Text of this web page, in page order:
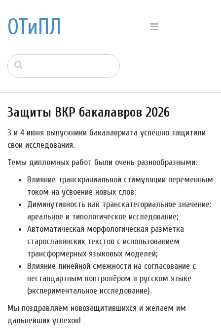
ОТиПЛ
Защиты ВКР бакалавров 2026
3 и 4 июня выпускники бакалавриата успешно защитили
свои исследования.
Темы дипломных работ были очень разнообразными:
Влияние транскраниальной стимуляции переменным
током на усвоение новых слов;
Диминутивность как транскатегориальное значение:
ареальное и типологическое исследование;
Автоматическая морфологическая разметка
старославянских текстов с использованием
трансформерных языковых моделей;
Влияние линейной смежности на согласование с
нестандартным контролёром в русском языке
(экспериментальное исследование).
Мы поздравляем новозащитившихся и желаем им
дальнейших успехов!